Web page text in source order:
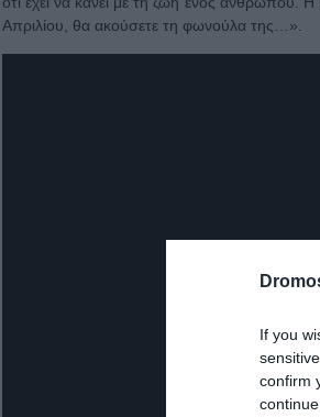
If you
confirm
Απριλίου, θα ακούσετε τη φωνούλα της…».